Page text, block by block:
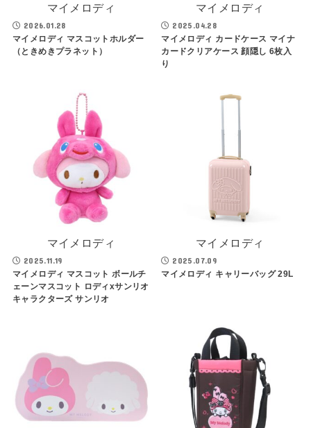
マイメロディ
2026.01.28
マイメロディ マスコットホルダー
（ときめきプラネット）
マイメロディ
2025.04.28
マイメロディ カードケース マイナ
カードクリアケース 顔隠し 6枚入
り
マイメロディ
2025.11.19
マイメロディ マスコット ボールチ
ェーンマスコット ロディxサンリオ
キャラクターズ サンリオ
マイメロディ
2025.07.09
マイメロディ キャリーバッグ 29L